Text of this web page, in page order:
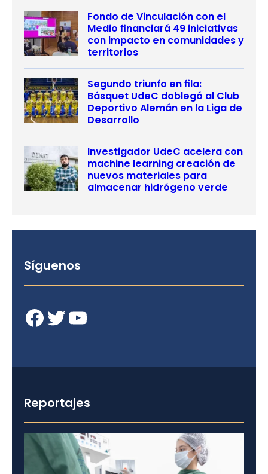
Fondo de Vinculación con el
Medio financiará 49 iniciativas
con impacto en comunidades y
territorios
Segundo triunfo en fila:
Básquet UdeC doblegó al Club
Deportivo Alemán en la Liga de
Desarrollo
Investigador UdeC acelera con
machine learning creación de
nuevos materiales para
almacenar hidrógeno verde
Síguenos
Facebook Twitter YouTube
Reportajes